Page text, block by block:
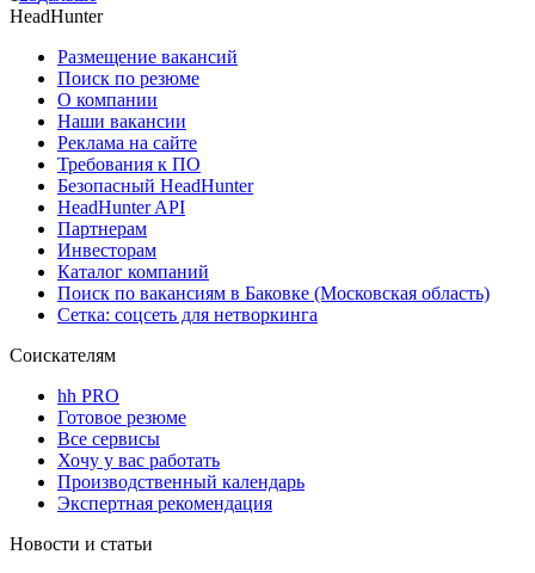
HeadHunter
Размещение вакансий
Поиск по резюме
О компании
Наши вакансии
Реклама на сайте
Требования к ПО
Безопасный HeadHunter
HeadHunter API
Партнерам
Инвесторам
Каталог компаний
Поиск по вакансиям в Баковке (Московская область)
Сетка: соцсеть для нетворкинга
Соискателям
hh PRO
Готовое резюме
Все сервисы
Хочу у вас работать
Производственный календарь
Экспертная рекомендация
Новости и статьи